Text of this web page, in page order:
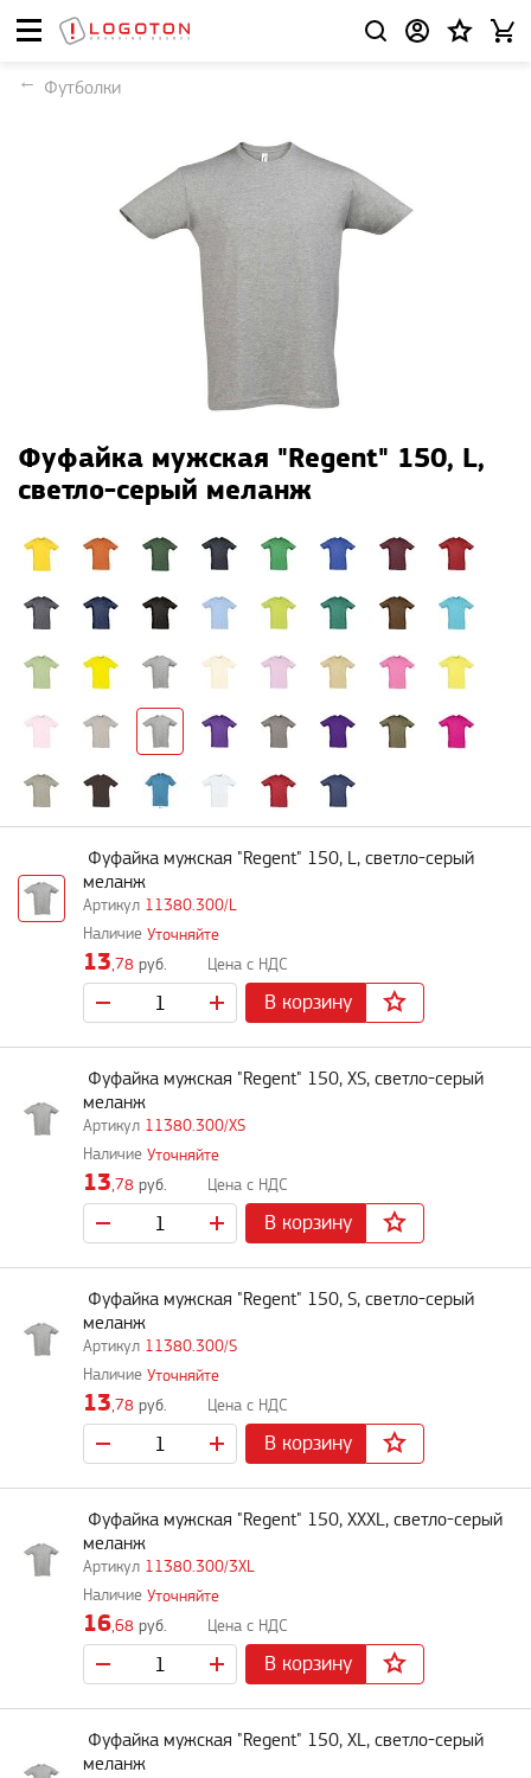
Футболки
Фуфайка мужская "Regent" 150, L,
светло-серый меланж
11380.300/L
Фуфайка мужская "Regent" 150, L, светло-серый
меланж
Уточняйте
13,78 руб.
В корзину
11380.300/XS
Фуфайка мужская "Regent" 150, XS, светло-серый
меланж
Уточняйте
13,78 руб.
В корзину
11380.300/S
Фуфайка мужская "Regent" 150, S, светло-серый
меланж
Уточняйте
13,78 руб.
В корзину
11380.300/3XL
Фуфайка мужская "Regent" 150, XXXL, светло-серый
меланж
Уточняйте
16,68 руб.
В корзину
Фуфайка мужская "Regent" 150, XL, светло-серый
меланж